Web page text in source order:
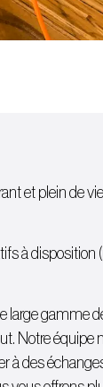
et plein de
à disposition
large gamme
Notre équipe
à des